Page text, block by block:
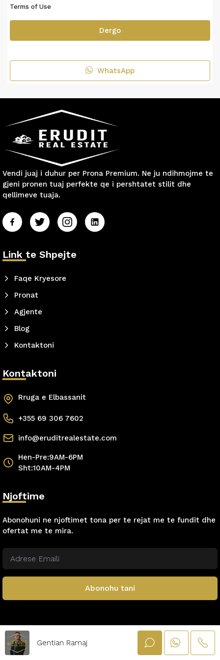
Terms of Use
Dergo
WhatsApp
Vendi juaj i duhur per Prona Premium. Ne ju ndihmojme te
gjeni pronen tuaj perfekte qe i pershtatet stilit dhe
qellimeve tuaja.
Link te Shpejte
Faqe Kryesore
Pronat
Agjente
Blog
Kontaktoni
Kontaktoni
Rruga e Elbassanit
+355 69 306 7602
info@eruditrealestate.com
Hen-Pre:9AM-6PM
Sht:10AM-4PM
Njoftime
Abonohuni ne njoftimet tona per te rejat me te fundit dhe
ofertat me te mira.
Abonohu tani
© Dizejnuar dhe zhvilluar nga Webstudio Albania
Gentian Ramaj